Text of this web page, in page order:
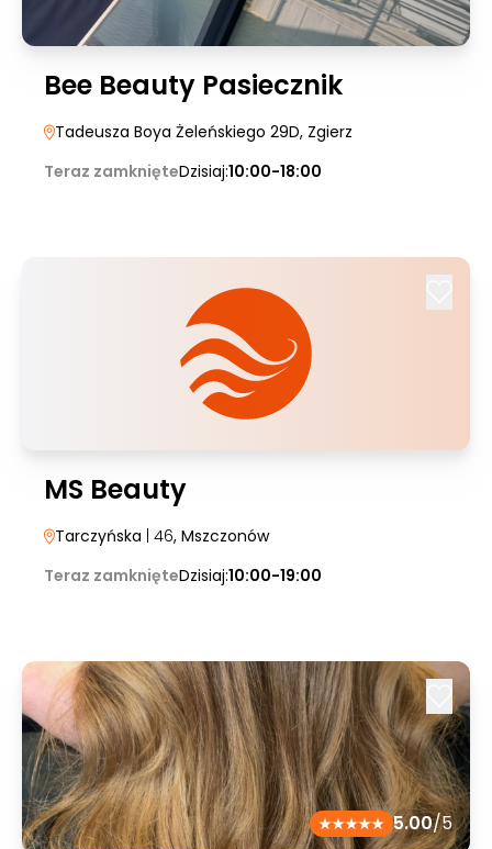
Bee Beauty Pasiecznik
Tadeusza Boya Żeleńskiego 29D, Zgierz
Teraz zamknięteDzisiaj:10:00-18:00
MS Beauty
Tarczyńska | 46, Mszczonów
Teraz zamknięteDzisiaj:10:00-19:00
5.00/5